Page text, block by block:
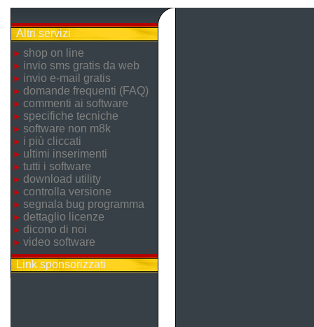
Altri servizi
shop on line
invio sms gratis da web
invio e-mail gratis
domande frequenti (FAQ)
commenti ai software
specifiche tecniche
software non m8k
i più cliccati
ultimi inserimenti
tutti i software
download utility
controlla versione
segnala bug programma
dettaglio licenze
dicono di noi
video software
Link sponsorizzati